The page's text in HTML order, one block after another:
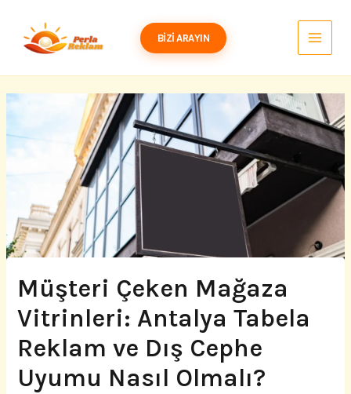
BIZI ARAYIN
Müşteri Çeken Mağaza
Vitrinleri: Antalya Tabela
Reklam ve Dış Cephe
Uyumu Nasıl Olmalı?